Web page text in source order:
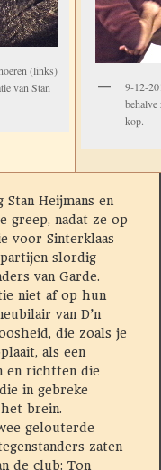
(links)
van Stan
9-12-
kop.
Stan Heijmans en
greep, nadat ze op
voor Sinterklaas
slordig
van Garde.
niet af op hun
van D’n
die zoals je
als een
en richtten die
in gebreke
brein.
gelouterde
zaten
de club: Ton